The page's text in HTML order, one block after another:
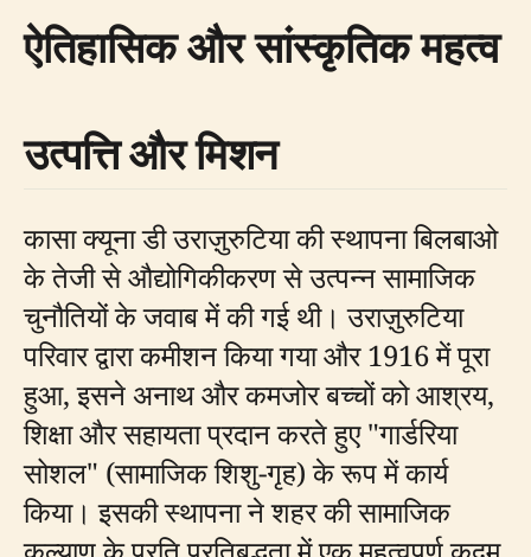
ऐतिहासिक और सांस्कृतिक महत्व
उत्पत्ति और मिशन
कासा क्यूना डी उराज़ुरुटिया की स्थापना बिलबाओ
के तेजी से औद्योगिकीकरण से उत्पन्न सामाजिक
चुनौतियों के जवाब में की गई थी। उराज़ुरुटिया
परिवार द्वारा कमीशन किया गया और 1916 में पूरा
हुआ, इसने अनाथ और कमजोर बच्चों को आश्रय,
शिक्षा और सहायता प्रदान करते हुए "गार्डरिया
सोशल" (सामाजिक शिशु-गृह) के रूप में कार्य
किया। इसकी स्थापना ने शहर की सामाजिक